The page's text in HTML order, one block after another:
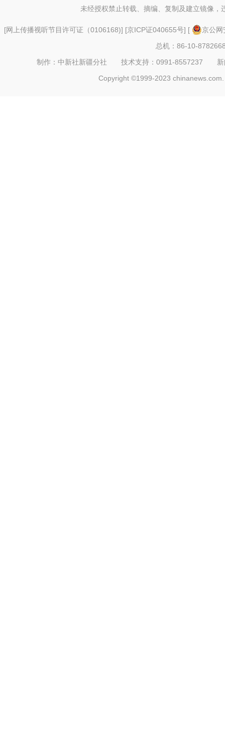
未经授权禁止转载、摘编、复制及建立镜像，
[网上传播视听节目许可证（0106168)] [京ICP证040655号] [
京公
总机：86-10-
制作：中新社新疆分社 技术支持：0991-8557237
Copyright ©1999-2023